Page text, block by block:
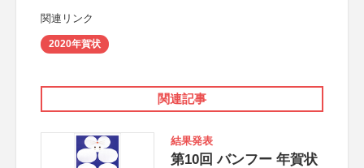
関連リンク
2020年賀状
関連記事
結果発表
第10回 バンフー 年賀状